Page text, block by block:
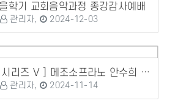
학기 교회음악과정 종강감사예배
관리자, 2024-12-03
[교수음악회 시리즈 V ] 메조소프라노 안수희 교수 성가독창회
관리자, 2024-11-14